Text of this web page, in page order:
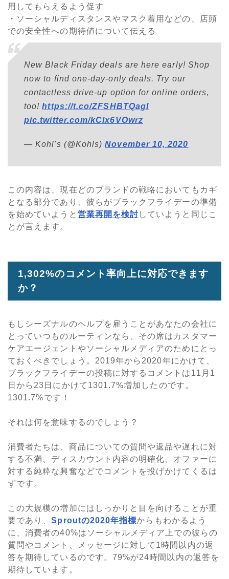
用してもらえるよう促す
・ソーシャルディスタンスやマスク着用などの、店頭
での安全性への期待値について伝える
New Black Friday deals are here early! Shop
now to find one-day-only deals. Try our
contactless drive-up option for online orders,
too!https://t.co/ZFSHBTQagI
pic.twitter.com/kClx6VOwrz
— Kohl's (@Kohls)November 10, 2020
この内容は、現在どのブランドの戦略においてもカギ
となる部分であり、彼らがブラックフライデーの準備
を始めていようと 営業再開を検討していようと同じこ
とが言えます。
1,302%のコメント率向上に対応できます
か？
もしシーズナルのヘルプを雇うことがあなたの会社に
とっていつものルーティンなら、その席はカスタマー
ケアエージェントやソーシャルメディアのためにとっ
ておくべきでしょう。2019年から2020年にかけて、
ブラックフライデーの投稿に対するコメントは11月1
日から23日にかけて1301.7%増加したのです。
1301.7%です！
それは何を意味するのでしょう？
消費者たちは、商品についての質問や返品や遅れに対
する不満、ディスカウント内容の明確化、オファーに
対する純粋な興奮などでコメントを投げかけてくるは
ずです。
この大規模の増加にはしっかりと目を向けることが重
要であり、Sproutの2020年指標からもわかるよう
に、消費者の40%はソーシャルメディア上での彼らの
質問やコメント、メッセージに対して1時間以内の返
答を期待しているのです。79%が24時間以内の返答を
期待しています。